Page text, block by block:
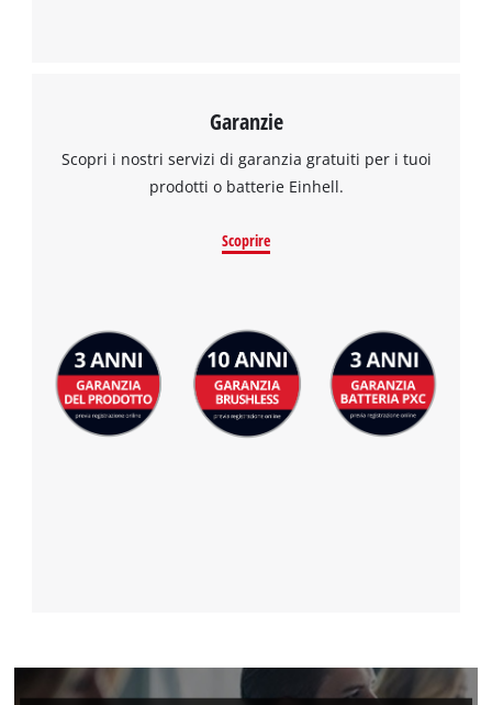
Garanzie
Scopri i nostri servizi di garanzia gratuiti per i tuoi
prodotti o batterie Einhell.
Scoprire